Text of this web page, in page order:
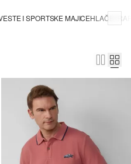
I SPORTSKE MAJICEHLAČE